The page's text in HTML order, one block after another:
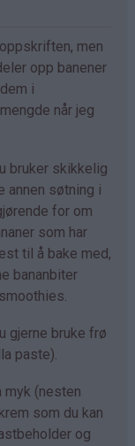
men
opp banener
i
når jeg
bruker skikkelig
annen søtning i
for om
som har
til å bake med,
bananbiter
gjerne bruke frø
paste).
myk (nesten
som du kan
og